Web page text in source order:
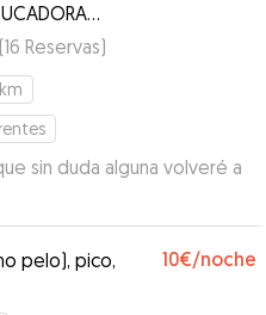
(16 Reservas)
sin duda alguna volveré a
pelo), pico,
10€/noche